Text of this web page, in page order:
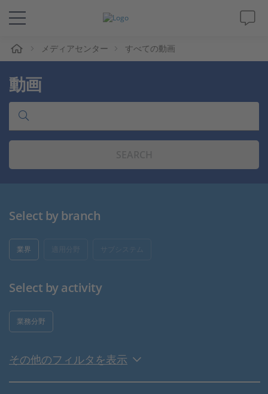
ソリューションと製品
サポート
動画
採用情報
メディアセンター すべての動画
動画
Select by branch
業界 適用分野 サブシステム
Select by activity
業務分野
その他のフィルタを表示